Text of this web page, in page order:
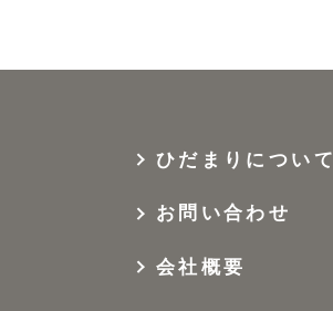
ひだまりについて
お問い合わせ
会社概要